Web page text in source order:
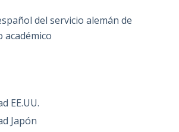
del servicio alemán de
académico
EE.UU.
Japón